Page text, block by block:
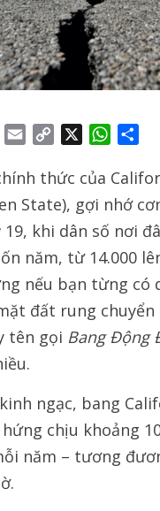
Messenger
Email
Copy
thức của
State), gợi nhớ
khi dân số nơi
năm, từ 14.000
nếu bạn từng có
đất rung chuyển
tên gọi Bang Động
ngạc, bang
chịu khoảng
năm – tương